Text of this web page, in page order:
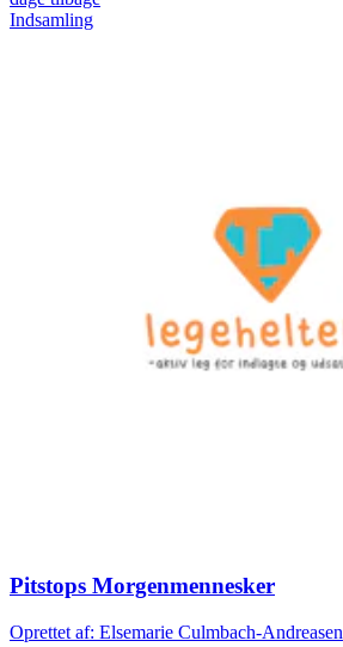
Indsamling
Pitstops Morgenmennesker
Oprettet af: Elsemarie Culmbach-Andreasen